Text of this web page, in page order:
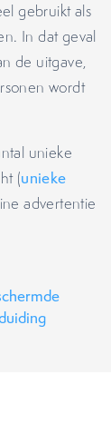
gebruikt als
In dat geval
de uitgave,
wordt
unieke
(unieke
advertentie